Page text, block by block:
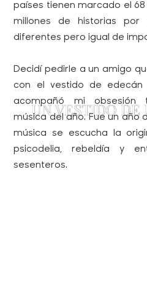
UN VESTIDO DE
países tienen marcado el
millones de historias por
diferentes pero igual de
Decidí pedirle a un amigo
con el vestido de
acompañó mi obsesión
música del año. Fue un año
música se escucha la
psicodelia, rebeldía y
sesenteros.